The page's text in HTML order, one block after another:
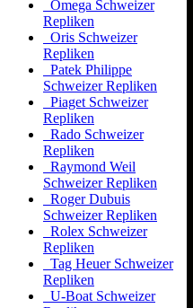
Omega Schweizer
Repliken
Oris Schweizer
Repliken
Patek Philippe
Schweizer Repliken
Piaget Schweizer
Repliken
Rado Schweizer
Repliken
Raymond Weil
Schweizer Repliken
Roger Dubuis
Schweizer Repliken
Rolex Schweizer
Repliken
Tag Heuer Schweizer
Repliken
U-Boat Schweizer